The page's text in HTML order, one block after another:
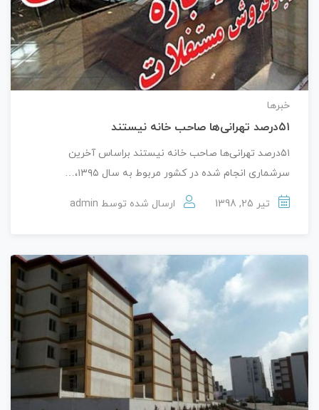
خبرها
۵۱درصد تهرانی‌ها صاحب خانه نیستند
۵۱درصد تهرانی‌ها صاحب خانه نیستند براساس آخرین
سرشماری انجام شده در کشور مربوط به سال ۱۳۹۵،…
تیر 25, 1398 ارسال شده توسط admin